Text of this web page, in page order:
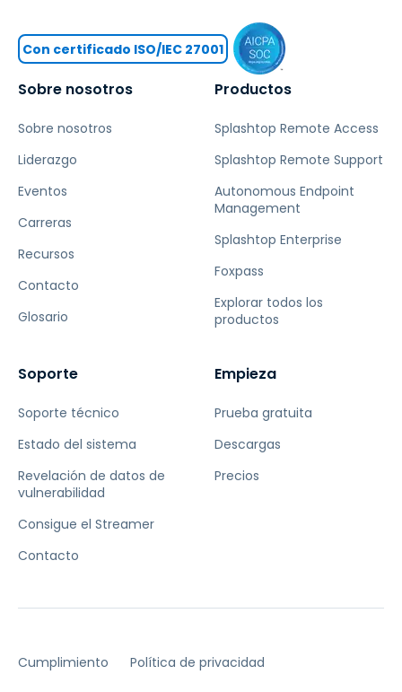
Sobre nosotros
Sobre nosotros
Liderazgo
Eventos
Carreras
Recursos
Contacto
Glosario
Productos
Splashtop Remote Access
Splashtop Remote Support
Autonomous Endpoint
Management
Splashtop Enterprise
Foxpass
Explorar todos los
productos
Soporte
Soporte técnico
Estado del sistema
Revelación de datos de
vulnerabilidad
Consigue el Streamer
Contacto
Empieza
Prueba gratuita
Descargas
Precios
Con certificado ISO/IEC 27001
Cumplimiento Política de privacidad